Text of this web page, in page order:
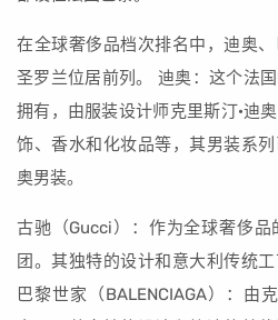
在全球奢侈品档次排名中，迪奥
圣罗兰位居前列。 迪奥：这个法
拥有，由服装设计师克里斯汀·迪
饰、香水和化妆品等，其男装系
奥男装。
古驰（Gucci）：作为全球奢侈
团。其独特的设计和意大利传统
巴黎世家（BALENCIAGA）：由